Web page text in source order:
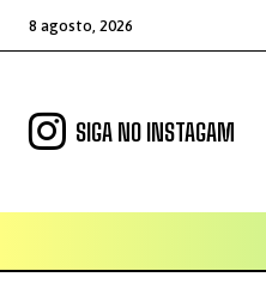
8 agosto, 2026
SIGA NO INSTAGAM